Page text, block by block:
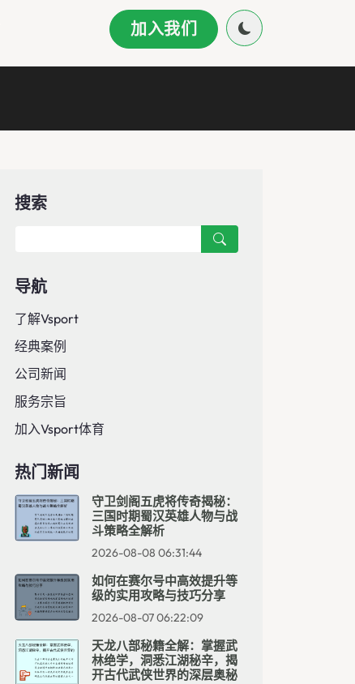
加入我们
搜索
导航
了解Vsport
经典案例
公司新闻
服务宗旨
加入Vsport体育
热门新闻
守卫剑阁五虎将传奇揭秘：
三国时期蜀汉英雄人物与战
斗策略全解析
2026-08-08 06:31:44
如何在赛尔号中高效提升等
级的实用攻略与技巧分享
2026-08-07 06:22:09
天龙八部秘籍全解：掌握武
林绝学，洞悉江湖秘辛，揭
开古代武侠世界的深层奥秘